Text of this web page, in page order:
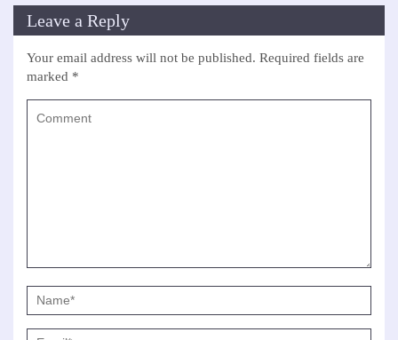
Leave a Reply
Your email address will not be published. Required fields are
marked *